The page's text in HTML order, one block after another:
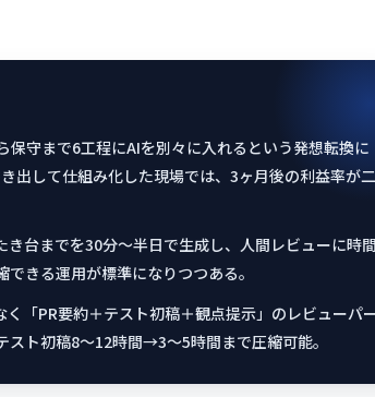
守まで6工程にAIを別々に入れるという発想転換に
出して仕組み化した現場では、3ヶ月後の利益率が二
台までを30分〜半日で生成し、人間レビューに時間
きる運用が標準になりつつある。
「PR要約＋テスト初稿＋観点提示」のレビューパ
ト初稿8〜12時間→3〜5時間まで圧縮可能。